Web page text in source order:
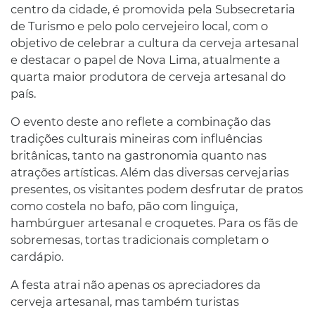
centro da cidade, é promovida pela Subsecretaria
de Turismo e pelo polo cervejeiro local, com o
objetivo de celebrar a cultura da cerveja artesanal
e destacar o papel de Nova Lima, atualmente a
quarta maior produtora de cerveja artesanal do
país.
O evento deste ano reflete a combinação das
tradições culturais mineiras com influências
britânicas, tanto na gastronomia quanto nas
atrações artísticas. Além das diversas cervejarias
presentes, os visitantes podem desfrutar de pratos
como costela no bafo, pão com linguiça,
hambúrguer artesanal e croquetes. Para os fãs de
sobremesas, tortas tradicionais completam o
cardápio.
A festa atrai não apenas os apreciadores da
cerveja artesanal, mas também turistas